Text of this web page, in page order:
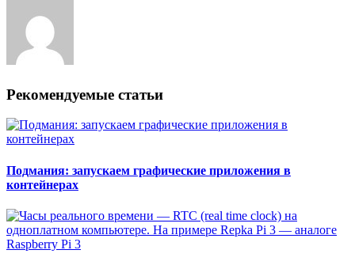
Рекомендуемые статьи
Подмания: запускаем графические приложения в
контейнерах